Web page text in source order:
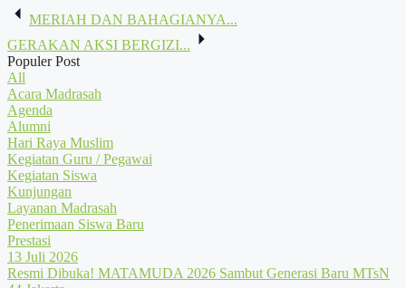
Navigasi
pos
MERIAH DAN BAHAGIANYA...
GERAKAN AKSI BERGIZI...
Populer Post
All
Acara Madrasah
Agenda
Alumni
Hari Raya Muslim
Kegiatan Guru / Pegawai
Kegiatan Siswa
Kunjungan
Layanan Madrasah
Penerimaan Siswa Baru
Prestasi
13 Juli 2026
Resmi Dibuka! MATAMUDA 2026 Sambut Generasi Baru MTsN